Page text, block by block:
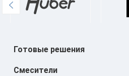
Готовые решения
Смесители